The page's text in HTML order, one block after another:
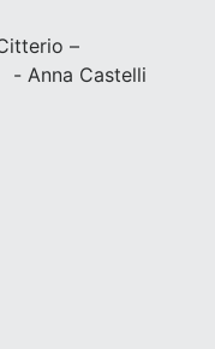
–
- Anna Castelli